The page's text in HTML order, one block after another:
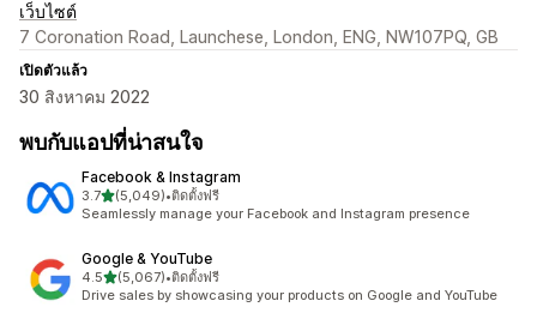
เว็บไซต์
7 Coronation Road, Launchese, London, ENG, NW107PQ, GB
เปิดตัวแล้ว
30 สิงหาคม 2022
พบกับแอปที่น่าสนใจ
Facebook & Instagram
3.7เต็ม 5 ดาว
(5,049)
ทั้งหมด 5049 รีวิว
•ติดตั้งฟรี
Seamlessly manage your Facebook and Instagram presence
Google & YouTube
4.5เต็ม 5 ดาว
(5,067)
ทั้งหมด 5067 รีวิว
•ติดตั้งฟรี
Drive sales by showcasing your products on Google and YouTube